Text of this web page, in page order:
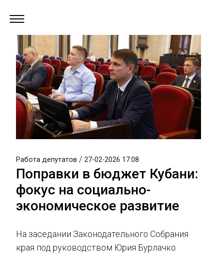
Работа депутатов / 27-02-2026 17:08
Поправки в бюджет Кубани:
фокус на социально-
экономическое развитие
На заседании Законодательного Собрания
края под руководством Юрия Бурлачко